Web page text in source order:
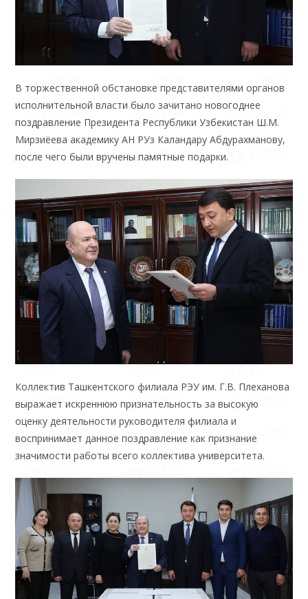
В торжественной обстановке представителями органов
исполнительной власти было зачитано новогоднее
поздравление Президента Республики Узбекистан Ш.М.
Мирзиёева академику АН РУз Каландару Абдурахманову,
после чего были вручены памятные подарки.
Коллектив Ташкентского филиала РЭУ им. Г.В. Плеханова
выражает искреннюю признательность за высокую
оценку деятельности руководителя филиала и
воспринимает данное поздравление как признание
значимости работы всего коллектива университета.